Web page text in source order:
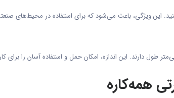
این ویژگی، باعث می‌شود که برای استفاده در محیط‌های
همه‌کاره